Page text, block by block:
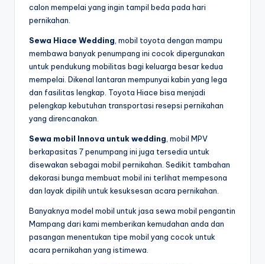
calon mempelai yang ingin tampil beda pada hari
pernikahan.
Sewa Hiace Wedding , mobil toyota dengan mampu
membawa banyak penumpang ini cocok dipergunakan
untuk pendukung mobilitas bagi keluarga besar kedua
mempelai. Dikenal lantaran mempunyai kabin yang lega
dan fasilitas lengkap. Toyota Hiace bisa menjadi
pelengkap kebutuhan transportasi resepsi pernikahan
yang direncanakan.
Sewa mobil Innova untuk wedding , mobil MPV
berkapasitas 7 penumpang ini juga tersedia untuk
disewakan sebagai mobil pernikahan. Sedikit tambahan
dekorasi bunga membuat mobil ini terlihat mempesona
dan layak dipilih untuk kesuksesan acara pernikahan.
Banyaknya model mobil untuk jasa sewa mobil pengantin
Mampang dari kami memberikan kemudahan anda dan
pasangan menentukan tipe mobil yang cocok untuk
acara pernikahan yang istimewa.